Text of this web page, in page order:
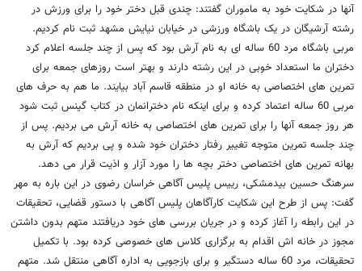
آنها در شکایت خود به ماموران گفتند: چندی قبل دختر خود را برای ورزش در
رشته آرشیگان در یک باشگاه ورزشی در خیابان نیایش مشهد ثبت نام کردیم.
مربی باشگاه مرد 60 ساله ای به نام آرش بود که پس از چند جلسه اعلام کرد
دختران ما استعداد خوبی در این رشته دارند و بهتر است روزهای جمعه برای
تمرین های اختصاصی به خانه او در منطقه قاسم آباد بیایند. ما هم به حرف های
مربی 60 ساله اعتماد کرده و برای اینکه نام دخترانمان در کتاب گینس ثبت شود
هر روز جمعه آنها را برای تمرین های اختصاصی به خانه آرش می بردیم. پس از
چند جلسه تمرین متوجه تغییر رفتار دختران خود شده و پی بردیم که آرش به
بهانه تمرین های اختصاصی دختر بچه ها را مورد آزار و اذیت قرار می دهد.
سرهنگ حسین بیدمشکی، رییس پلیس آگاهی خراسان رضوی در این باره به مهر
گفت: پس از طرح این شکایت کارآگاهان پلیس آگاهی با دستور قضایی، تحقیقات
در این رابطه را آغاز کرده و در جریان بررسی های خود دریافتند متهم بدون داشتن
مجوز در خانه اش اقدام به برگزاری کلاس های خصوصی کرده بود. با تکمیل
تحقیقات، مرد 60 ساله دستگیر و برای بازجویی به اداره آگاهی منتقل شد. متهم